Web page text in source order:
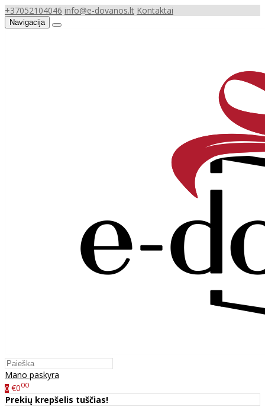
+37052104046 info@e-dovanos.lt Kontaktai
Navigacija
Mano paskyra
0 €000
Prekių krepšelis tuščias!